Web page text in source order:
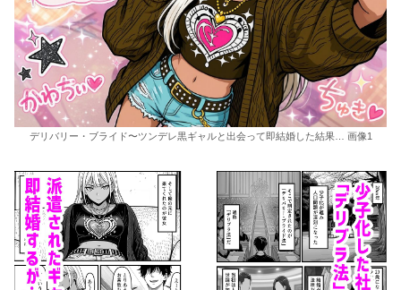
デリバリー・ブライド〜ツンデレ黒ギャルと出会って即結婚した結果… 画像1